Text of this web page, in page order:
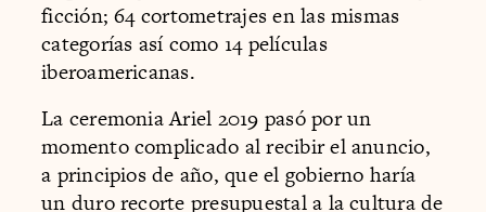
ficción; 64 cortometrajes en las mismas
categorías así como 14 películas
iberoamericanas.
La ceremonia Ariel 2019 pasó por un
momento complicado al recibir el anuncio,
a principios de año, que el gobierno haría
un duro recorte presupuestal a la cultura de